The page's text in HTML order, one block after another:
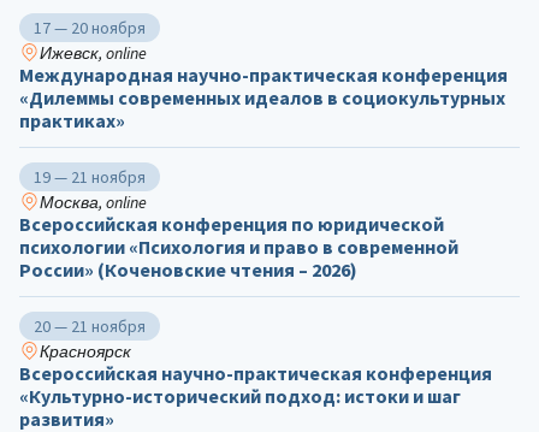
17 — 20 ноября
Ижевск, online
Международная научно-практическая конференция
«Дилеммы современных идеалов в социокультурных
практиках»
19 — 21 ноября
Москва, online
Всероссийская конференция по юридической
психологии «Психология и право в современной
России» (Коченовские чтения – 2026)
20 — 21 ноября
Красноярск
Всероссийская научно-практическая конференция
«Культурно-исторический подход: истоки и шаг
развития»